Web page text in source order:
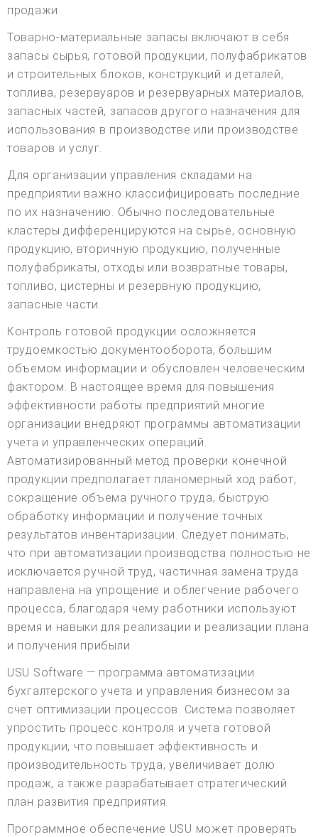
продажи.
Товарно-материальные запасы включают в себя
запасы сырья, готовой продукции, полуфабрикатов
и строительных блоков, конструкций и деталей,
топлива, резервуаров и резервуарных материалов,
запасных частей, запасов другого назначения для
использования в производстве или производстве
товаров и услуг.
Для организации управления складами на
предприятии важно классифицировать последние
по их назначению. Обычно последовательные
кластеры дифференцируются на сырье, основную
продукцию, вторичную продукцию, полученные
полуфабрикаты, отходы или возвратные товары,
топливо, цистерны и резервную продукцию,
запасные части.
Контроль готовой продукции осложняется
трудоемкостью документооборота, большим
объемом информации и обусловлен человеческим
фактором. В настоящее время для повышения
эффективности работы предприятий многие
организации внедряют программы автоматизации
учета и управленческих операций.
Автоматизированный метод проверки конечной
продукции предполагает планомерный ход работ,
сокращение объема ручного труда, быструю
обработку информации и получение точных
результатов инвентаризации. Следует понимать,
что при автоматизации производства полностью не
исключается ручной труд, частичная замена труда
направлена на упрощение и облегчение рабочего
процесса, благодаря чему работники используют
время и навыки для реализации и реализации плана
и получения прибыли.
USU Software — программа автоматизации
бухгалтерского учета и управления бизнесом за
счет оптимизации процессов. Система позволяет
упростить процесс контроля и учета готовой
продукции, что повышает эффективность и
производительность труда, увеличивает долю
продаж, а также разрабатывает стратегический
план развития предприятия.
Программное обеспечение USU может проверять